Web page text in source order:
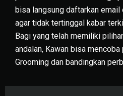
bisa langsung daftarkan
agar tidak tertinggal kabar
Bagi yang telah memiliki
andalan, Kawan bisa
Grooming dan bandingkan